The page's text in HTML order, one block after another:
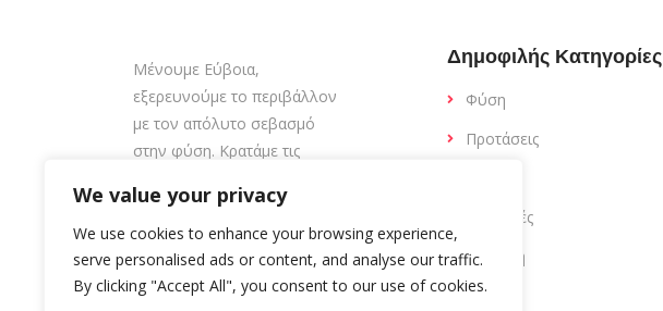
We value your privacy
We use cookies to enhance your browsing experience,
serve personalised ads or content, and analyse our traffic.
By clicking "Accept All", you consent to our use of cookies.
Μένουμε Εύβοια,
εξερευνούμε το περιβάλλον
με τον απόλυτο σεβασμό
στην φύση. Κρατάμε τις
Δημοφιλής Κατηγορίες
Φύση
Προτάσεις
Εκδρομές
Διαμονή